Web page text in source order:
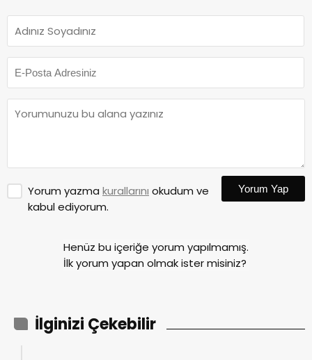
Yorum yazma kurallarını okudum ve
kabul ediyorum.
Yorum Yap
Henüz bu içeriğe yorum yapılmamış.
İlk yorum yapan olmak ister misiniz?
İlginizi Çekebilir